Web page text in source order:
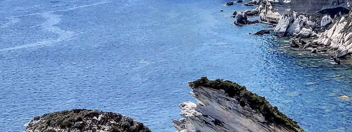
Organiser mon
Offrir un bon